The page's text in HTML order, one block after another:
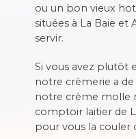
ou un bon vieux
situées à La Baie et
servir.
Si vous avez plutôt
notre crèmerie a de
notre crème molle
comptoir laitier de
pour vous la couler